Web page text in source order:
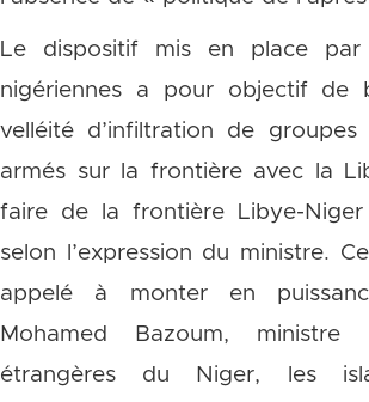
Le dispositif mis en place par
nigériennes a pour objectif de
velléité d’infiltration de groupes
armés sur la frontière avec la
faire de la frontière Libye-
selon l’expression du ministre.
appelé à monter en
Mohamed Bazoum, ministre
étrangères du Niger, les